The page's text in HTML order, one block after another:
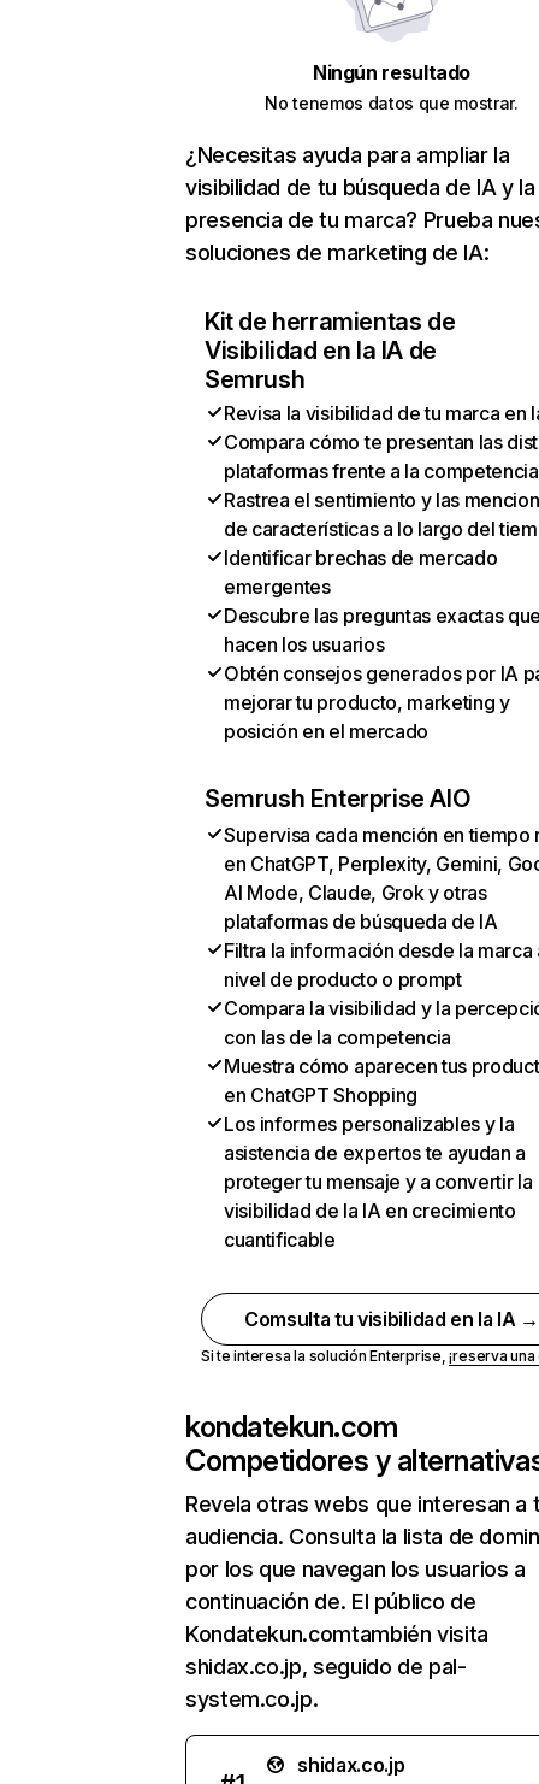
Ningún resultado
No tenemos datos que mostrar.
¿Necesitas ayuda para ampliar la
visibilidad de tu búsqueda de IA y la
presencia de tu marca? Prueba
soluciones de marketing de IA:
Kit de herramientas de
Visibilidad en la IA de
Semrush
Revisa la visibilidad de tu marca en
Compara cómo te presentan las
plataformas frente a la competencia
Rastrea el sentimiento y las
de características a lo largo del
Identificar brechas de mercado
emergentes
Descubre las preguntas exactas
hacen los usuarios
Obtén consejos generados por IA
mejorar tu producto, marketing y
posición en el mercado
Semrush Enterprise AIO
Supervisa cada mención en tiempo
en ChatGPT, Perplexity, Gemini,
AI Mode, Claude, Grok y otras
plataformas de búsqueda de IA
Filtra la información desde la marca
nivel de producto o prompt
Compara la visibilidad y la
con las de la competencia
Muestra cómo aparecen tus
en ChatGPT Shopping
Los informes personalizables y la
asistencia de expertos te ayudan a
proteger tu mensaje y a convertir la
visibilidad de la IA en crecimiento
cuantificable
Comsulta tu visibilidad en la IA →
Si te interesa la solución Enterprise,¡reserva
kondatekun.com
Competidores y
Revela otras webs que interesan a
audiencia. Consulta la lista de
por los que navegan los usuarios a
continuación de. El público de
Kondatekun.comtambién visita
shidax.co.jp, seguido de pal-
system.co.jp.
shidax.co.jp